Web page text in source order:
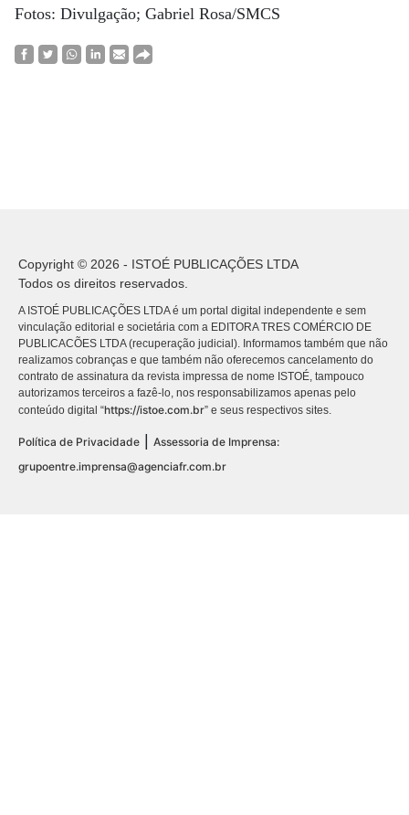
Fotos: Divulgação; Gabriel Rosa/SMCS
Copyright © 2026 - ISTOÉ PUBLICAÇÕES LTDA
Todos os direitos reservados.
A ISTOÉ PUBLICAÇÕES LTDA é um portal digital independente e sem
vinculação editorial e societária com a EDITORA TRES COMÉRCIO DE
PUBLICACÕES LTDA (recuperação judicial). Informamos também que não
realizamos cobranças e que também não oferecemos cancelamento do
contrato de assinatura da revista impressa de nome ISTOÉ, tampouco
autorizamos terceiros a fazê-lo, nos responsabilizamos apenas pelo
conteúdo digital “https://istoe.com.br” e seus respectivos sites.
Política de Privacidade
Assessoria de Imprensa:
grupoentre.imprensa@agenciafr.com.br